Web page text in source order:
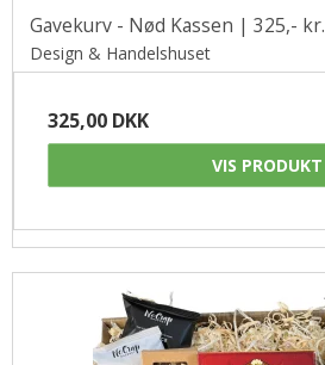
Gavekurv - Nød Kassen | 325,- kr.
Design & Handelshuset
325,00 DKK
VIS PRODUKT